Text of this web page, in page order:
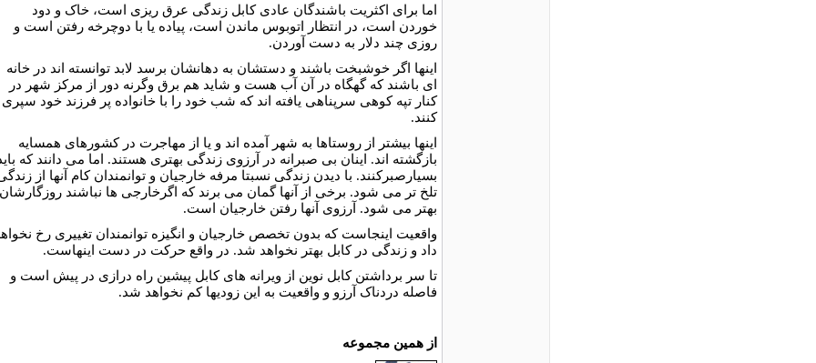
اما برای اکثريت باشندگان عادی کابل زندگی عرق ريزی است، خاک و دود
خوردن است، در انتظار اتوبوس ماندن است، پياده يا با دوچرخه رفتن است و
روزی چند دلار به دست آوردن.
اينها اگر خوشبخت باشند و دستشان به دهانشان برسد لابد توانسته اند در خانه
ای باشند که گهگاه در آن آب هست و شايد هم برق وگرنه دور از مرکز شهر در
کنار تپه کوهی سرپناهی يافته اند که شب خود را با خانواده پر فرزند خود سپری
کنند.
اينها بيشتر از روستاها به شهر آمده اند و يا از مهاجرت در کشورهای همسايه
بازگشته اند. اينان بی صبرانه در آرزوی زندگی بهتری هستند. اما می دانند که
بسيارصبرکنند. با ديدن زندگی نسبتا مرفه خارجيان و توانمندان کام آنها از
تلخ تر می شود. برخی از آنها گمان می برند که اگرخارجی ها نباشند روزگارشان
بهتر می شود. آرزوی آنها رفتن خارجيان است.
واقعيت اينجاست که بدون تخصص خارجيان و انگيزه توانمندان تغييری رخ
داد و زندگی در کابل بهتر نخواهد شد. در واقع حرکت در دست اينهاست.
تا سر برداشتن کابل نوين از ويرانه های کابل پيشين راه درازی در پيش است و
فاصله دردناک آرزو و واقعيت به اين زوديها کم نخواهد شد.
از همين مجموعه